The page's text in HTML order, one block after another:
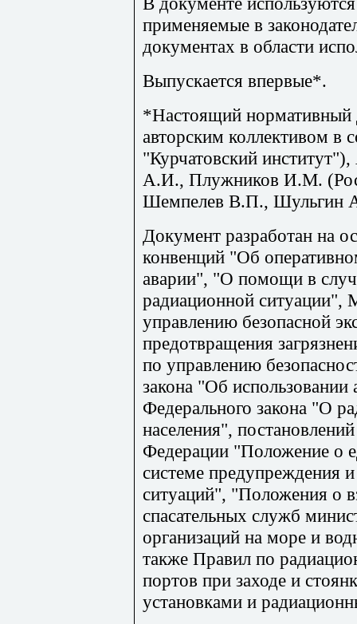
применяемые в
документах в области
Выпускается впервые*.
*Настоящий нормативный
авторским коллективом
"Курчатовский
А.И., Плужников И.М.
Шемпелев В.П.,
Документ разработан на
конвенций "Об
аварии", "О помощи в
радиационной ситуации",
управлению безопасной
предотвращения
по управлению
закона "Об использовании
Федерального закона "О
населения",
Федерации "Положение о
системе предупреждения
ситуаций", "Положения о
спасательных служб
организаций на море и
также Правил по
портов при заходе и
установками и